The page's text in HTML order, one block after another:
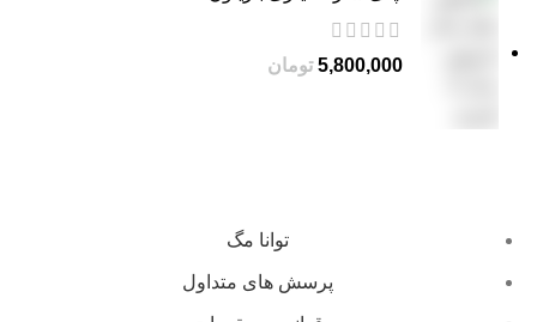
تومان
توانا مگ
پرسش های متداول